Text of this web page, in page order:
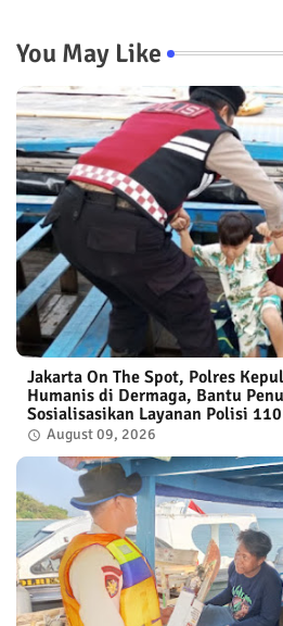
You May Like
Jakarta On The Spot, Polres
Humanis di Dermaga, Bantu
Sosialisasikan Layanan Polisi 110
August 09, 2026